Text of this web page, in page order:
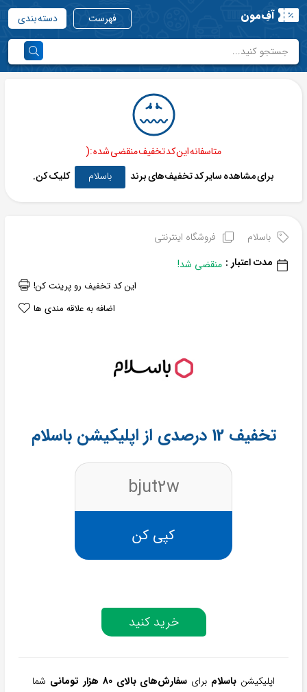
آفِ‌مون فهرست دسته بندی
متاسفانه این کد تخفیف منقضی شده :(
برای مشاهده سایر کد تخفیف‌های برند
باسلام کلیک کن.
باسلام
فروشگاه اینترنتی
مدت اعتبار : منقضی شد!
این کد تخفیف رو پرینت کن!
اضافه به علاقه مندی ها
تخفیف 12 درصدی از اپلیکیشن باسلام
bjut2w
کپی کن
خرید کنید
اپلیکیشن باسلام برای سفارش‌های بالای 80 هزار تومانی
شما